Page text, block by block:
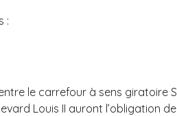
:
le carrefour à sens giratoire
Louis II auront l’obligation